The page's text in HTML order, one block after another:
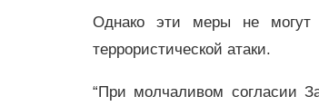
Однако эти меры не могут
террористической атаки.
“При молчаливом согласии